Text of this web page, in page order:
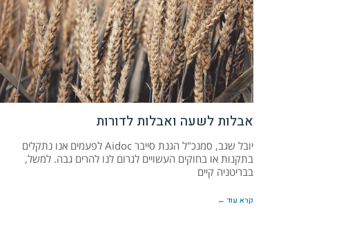
אבלות לשעה ואבלות לדורות
יובל שגב, סמנכ"ל הגנת סייבר Aidoc לפעמים אנו נתקלים
בתקנות או בחוקים העשויים לגרום לנו להרים גבה. למשל,
בבריטניה קיים
קרא עוד ←